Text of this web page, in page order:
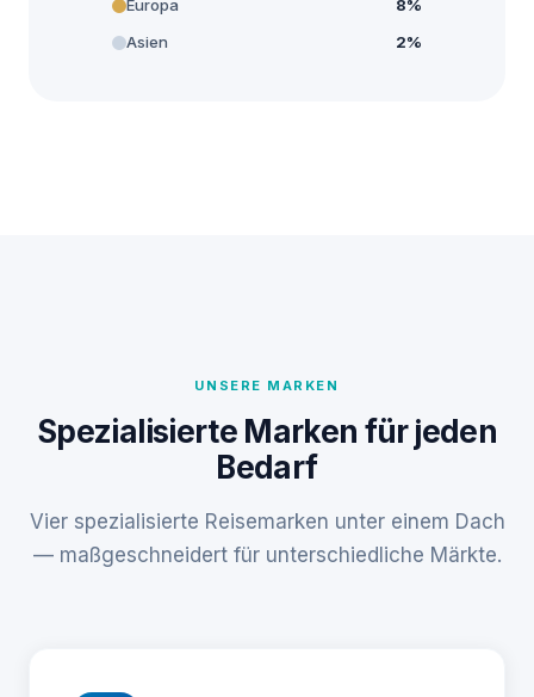
Europa
8%
Asien
2%
UNSERE MARKEN
Spezialisierte Marken für jeden
Bedarf
Vier spezialisierte Reisemarken unter einem Dach
— maßgeschneidert für unterschiedliche Märkte.